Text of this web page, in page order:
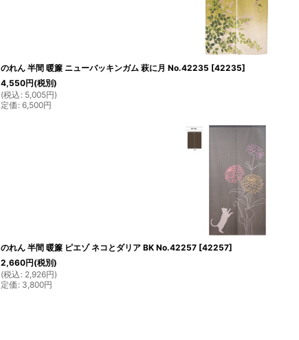
のれん 半間 暖簾 ニューバッキンガム 萩に月 No.42235 [42235]
4,550円(税別)
(税込 : 5,005円)
定価 : 6,500円
のれん 半間 暖簾 ピエゾ ネコとダリア BK No.42257 [42257]
2,660円(税別)
(税込 : 2,926円)
定価 : 3,800円